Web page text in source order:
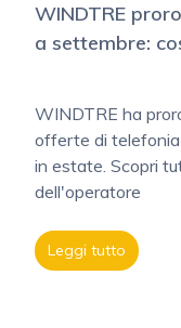
WINDTRE
a settembre:
WINDTRE ha
offerte di telefonia
in estate. Scopri
dell'operatore
Leggi tutto